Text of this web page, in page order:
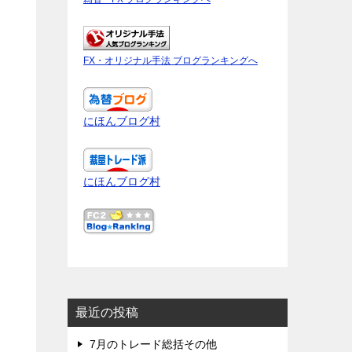
FX・オリジナル手法 ブログランキングへ
にほんブログ村
にほんブログ村
最近の投稿
7月のトレード総括その他